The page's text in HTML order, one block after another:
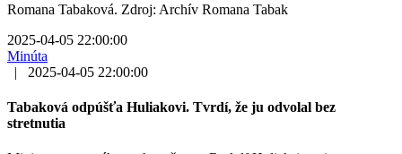
Romana Tabaková. Zdroj: Archív Romana Tabak
2025-04-05 22:00:00
Minúta
|
2025-04-05 22:00:00
Tabaková odpúšťa Huliakovi. Tvrdí, že ju odvolal bez
stretnutia